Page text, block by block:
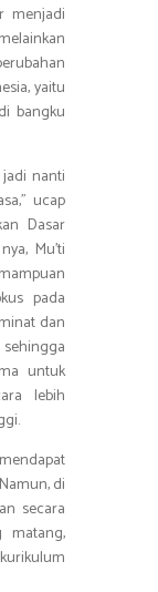
menjadi
yaitu
bangku
jadi nanti
ucap
Dasar
Mu’ti
pada
dan
untuk
lebih
di
secara
matang,